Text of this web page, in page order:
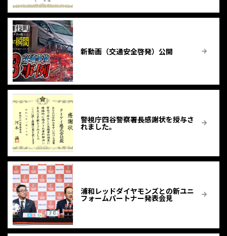
新動画（交通安全啓発）公開
警視庁四谷警察署長感謝状を授与さ
れました。
浦和レッドダイヤモンズとの新ユニ
フォームパートナー発表会見